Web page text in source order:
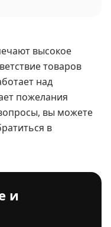
высокое
товаров
над
пожелания
вы можете
в
и